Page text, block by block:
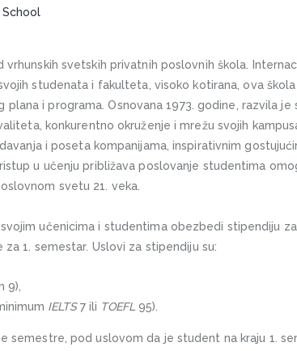
u Engleskoj
Britaniji
na EU Business School
CATS College
School
svetskih privatnih poslovnih škola.
studenata i fakulteta, visoko kotirana, ova
i programa. Osnovana 1973. godine, razvila
konkurentno okruženje i mrežu svojih
i poseta kompanijama, inspirativnim
u učenju približava poslovanje studentima
svetu 21. veka.
učenicima i studentima obezbedi stipendiju
1. semestar. Uslovi za stipendiju su:
9),
IELTS7 ili TOEFL 95).
semestre, pod uslovom da je student na kraju 1.